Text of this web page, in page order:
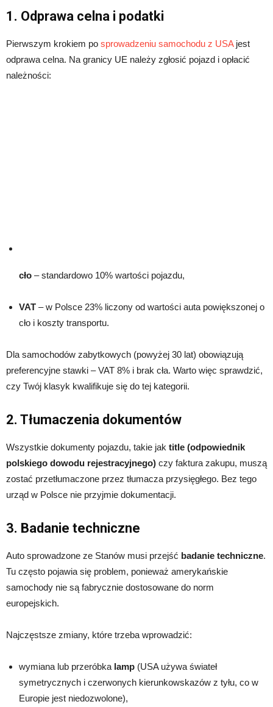
1. Odprawa celna i podatki
Pierwszym krokiem po sprowadzeniu samochodu z USAjest
odprawa celna. Na granicy UE należy zgłosić pojazd i opłacić
należności:
cło – standardowo 10% wartości pojazdu,
VAT – w Polsce 23% liczony od wartości auta powiększonej o
cło i koszty transportu.
Dla samochodów zabytkowych (powyżej 30 lat) obowiązują
preferencyjne stawki – VAT 8% i brak cła. Warto więc sprawdzić,
czy Twój klasyk kwalifikuje się do tej kategorii.
2. Tłumaczenia dokumentów
Wszystkie dokumenty pojazdu, takie jak title (odpowiednik
polskiego dowodu rejestracyjnego) czy faktura zakupu, muszą
zostać przetłumaczone przez tłumacza przysięgłego. Bez tego
urząd w Polsce nie przyjmie dokumentacji.
3. Badanie techniczne
Auto sprowadzone ze Stanów musi przejść badanie techniczne.
Tu często pojawia się problem, ponieważ amerykańskie
samochody nie są fabrycznie dostosowane do norm
europejskich.
Najczęstsze zmiany, które trzeba wprowadzić:
wymiana lub przeróbka lamp (USA używa świateł
symetrycznych i czerwonych kierunkowskazów z tyłu, co w
Europie jest niedozwolone),